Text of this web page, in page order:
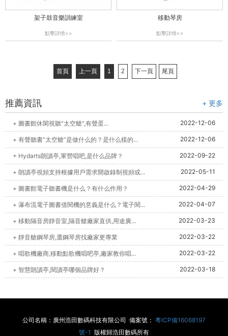
架子鼓音樂訓練室
點擊詳情>>
移動琴房
點擊詳情>>
首頁 上一頁 1 2 下一頁 尾頁
推薦資訊 + 更多
+ 圖書館休閑視聽"太空艙",有聲蛋... 2022-12-06
+ 有聲聽書“太空艙”是做什么的？是什么樣的... 2022-12-06
+ Hydarts朗讀亭,軍營唱吧,是什么品牌？ 2022-09-22
+ 朗讀亭視頻支持根據用戶需求開啟錄制視頻或... 2022-05-11
+ 圖書館電子聽書機是什么？有什么作用？ 2022-04-29
+ 瀑布流電子圖書借閱機的意義是什么？電子閱... 2022-04-07
+ 移動隔音房靜音室,隔音艙廠家直供,用途廣... 2022-03-23
+ 靜音艙鋼琴房,選鋼琴房找廠家更專業 2022-03-22
+ 唱歌機廠商,移動點歌機唱吧亭,廠家教你唱... 2022-03-22
+ 智慧朗讀亭,閱讀亭哪個品牌好？ 2022-03-18
公司名稱：廣州浩田數碼科技有限公司 備案號： 粵ICP備16068197
號-1 版權歸浩田數碼所有